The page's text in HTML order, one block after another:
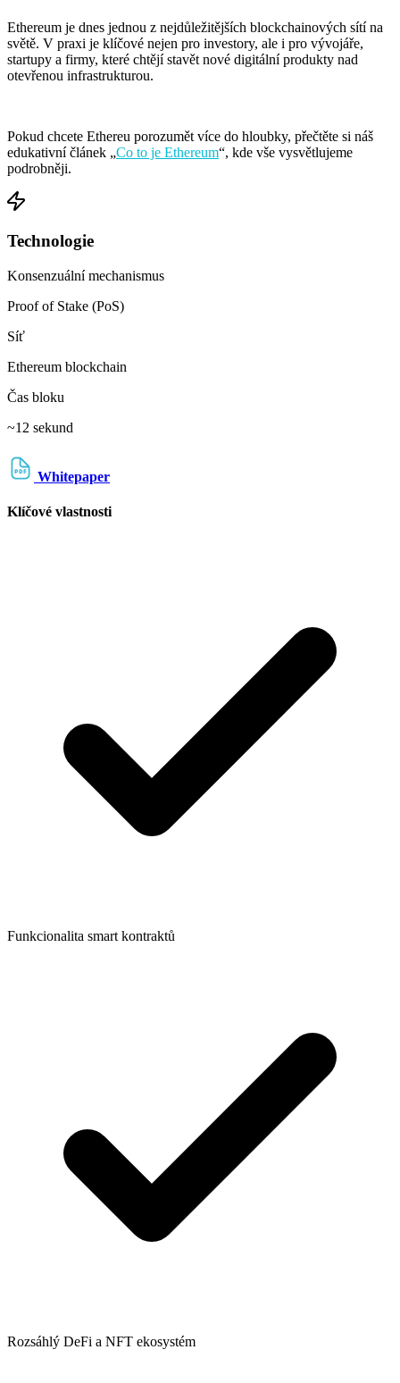
Ethereum je dnes jednou z nejdůležitějších blockchainových sítí na
světě. V praxi je klíčové nejen pro investory, ale i pro vývojáře,
startupy a firmy, které chtějí stavět nové digitální produkty nad
otevřenou infrastrukturou.
Pokud chcete Ethereu porozumět více do hloubky, přečtěte si náš
edukativní článek „Co to je Ethereum“, kde vše vysvětlujeme
podrobněji.
Technologie
Konsenzuální mechanismus
Proof of Stake (PoS)
Síť
Ethereum blockchain
Čas bloku
~12 sekund
Whitepaper
Klíčové vlastnosti
Funkcionalita smart kontraktů
Rozsáhlý DeFi a NFT ekosystém